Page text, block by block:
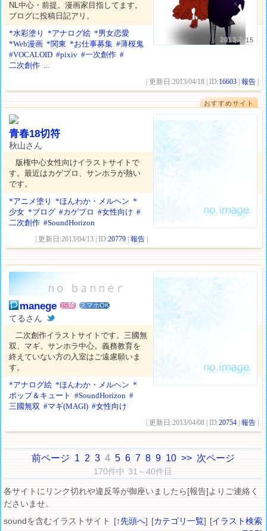
2013.3.15
NL中心・前提。漫画家目指してます。
ブログに投稿日記アリ。
*水彩塗り
*アナログ絵 *男女恋愛
*Web漫画 *関東 *お仕事募集 #薄桜鬼
#VOCALOID #pixiv #一次創作 #
二次創作 ...
| 更新日:2013/04/18 | ID:16603 |報告
おすすめサイト
青春18切符
秋山さん
版権中心女性向けイラストサイトで
す。最近はカゲプロ、サンホラが熱い
です。
*アニメ塗り
*ほんわか・メルヘン *
少女 *ブログ #カゲプロ #女性向け #
二次創作 #SoundHorizon
| 更新日:2013/04/13 | ID:20779 |報告
manege スマホOK
てるさん
二次創作イラストサイトです。三國無
双、マギ、サンホラ中心。義務教育を
終えていない方の入室はご遠慮願いま
す。
*アナログ絵 *ほんわか・メルヘン *
ポップ＆キュート
#SoundHorizon #
三國無双 #マギ(MAGI) #女性向け
| 更新日:2013/04/08 | ID:20754 |報告
前ページ 1 2 3 4 5 6 7 8 9 10 >> 次ページ
170件中 31～40件目
各サイトにリンク切れや違反等が御座いましたら[報告]よりご連絡く
ださいませ。
soundを含むイラストサイト [↑先頭へ] [カテゴリ一覧] [イラスト検索